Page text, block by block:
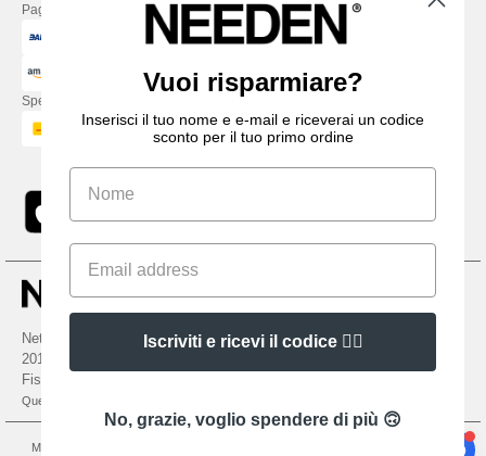
Paga con
Spediamo con
Netenders Italy SRL — Registered office GALLERIA DEL CORSO 1 -
20122 MILANO (MI) -Italy
Fiscal code/VAT number IT11510210963 — REA number MI-2608168.
Questo NON è l'indirizzo di ritorno. Per i resi, vedere qui
Menzioni legali -
Vuoi risparmiare?
Inserisci il tuo nome e e-mail e riceverai un codice
sconto per il tuo primo ordine
Iscriviti e ricevi il codice 👍🏼
No, grazie, voglio spendere di più 🙃